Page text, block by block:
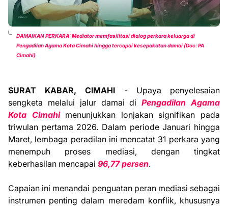
DAMAIKAN PERKARA: Mediator memfasilitasi dialog perkara keluarga di
Pengadilan Agama Kota Cimahi hingga tercapai kesepakatan damai (Doc: PA
Cimahi)
SURAT KABAR, CIMAHI - Upaya penyelesaian
sengketa melalui jalur damai diPengadilan Agama
Kota Cimahimenunjukkan lonjakan signifikan pada
triwulan pertama 2026. Dalam periode Januari hingga
Maret, lembaga peradilan ini mencatat 31 perkara yang
menempuh proses mediasi, dengan tingkat
keberhasilan mencapai 96,77 persen.
Capaian ini menandai penguatan peran mediasi sebagai
instrumen penting dalam meredam konflik, khususnya